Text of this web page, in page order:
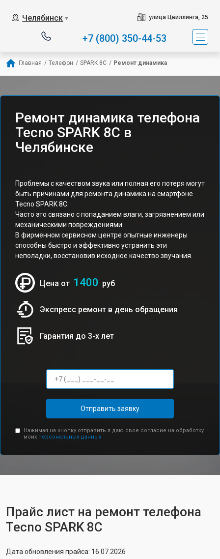
Челябинск ▼ улица Цвиллинга, 25
+7 (800) 350-44-53
Главная / Телефон / SPARK 8C / Ремонт динамика
Ремонт динамика телефона
Tecno SPARK 8C в
Челябинске
Проблемы с качеством звука или полная его потеря могут
быть причинами для ремонта динамика на смартфоне
Tecno SPARK 8C.
Часто это связано с попаданием влаги, загрязнением или
механическими повреждениями.
В фирменном сервисном центре опытные инженеры
способны быстро и эффективно устранить эти
неполадки, восстановив исходное качество звучания.
Цена от 1400 руб
Экспресс ремонт в день обращения
Гарантия до 3-х лет
Отправить заявку
Нажимая на кнопку отправить я даю свое согласие на обработку
моих персональных данных.
Прайс лист на ремонт телефона
Tecno SPARK 8C
Дата обновления прайса: 16.07.2026